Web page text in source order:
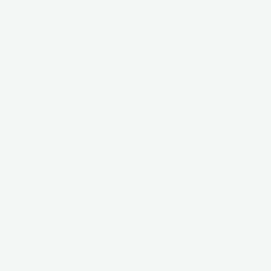
Diabetes-Erkrankungen, für die Fettleibigkeit einer
eine Demenz zu entwickeln. Doch haben auch